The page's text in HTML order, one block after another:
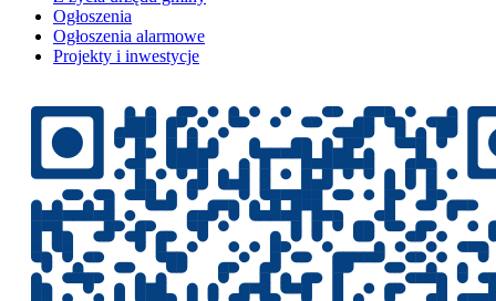
Ogłoszenia
Ogłoszenia alarmowe
Projekty i inwestycje